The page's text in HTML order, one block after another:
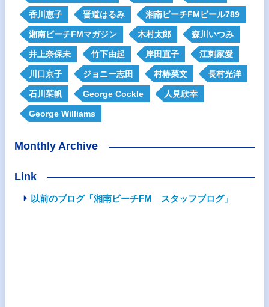
香川恵子 晋道はるみ 湘南ビーチFMビール789
湘南ビーチFMマガジン 木村太郎 森川いつみ
井上奈保未 竹下由起 岸田直子 江刺家愛
川口京子 ジョニー志田 村椿菜文 長村光洋
石川茱帆 George Cockle 人見欣幸
George Williams
Monthly Archive
Link
以前のブログ「湘南ビーチFM スタッフブログ」